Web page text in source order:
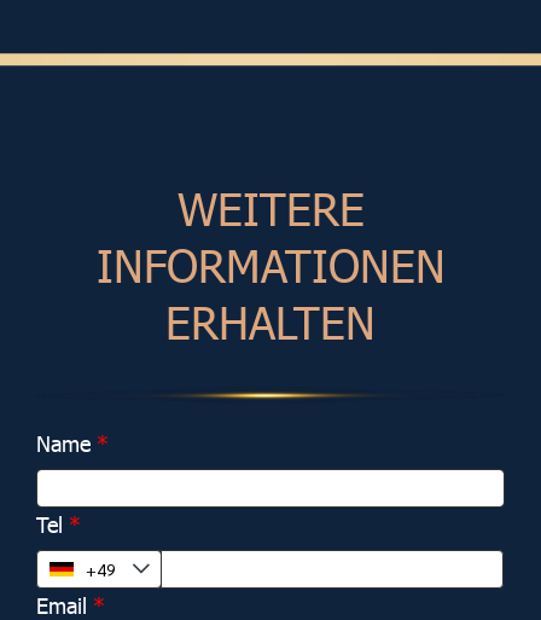
WEITERE
INFORMATIONEN
ERHALTEN
Name
Tel
Email